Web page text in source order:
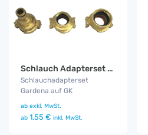
Schlauch Adapterset GK
Schlauchadapterset
Gardena auf GK
ab exkl. MwSt.
ab 1,55 € inkl. MwSt.